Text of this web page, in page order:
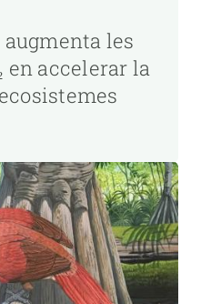
les
en accelerar la